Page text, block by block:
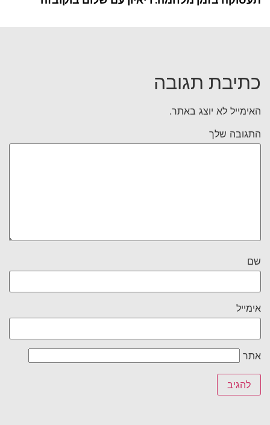
כתיבת תגובה
האימייל לא יוצג באתר.
התגובה שלך
שם
אימייל
אתר